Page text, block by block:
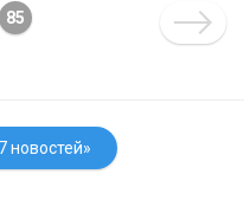
85
новостей»